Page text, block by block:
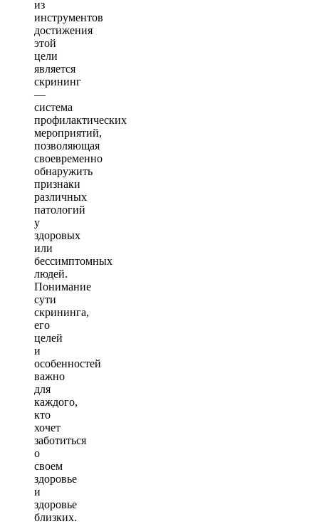
из
инструментов
достижения
этой
цели
является
скрининг
—
система
профилактических
мероприятий,
позволяющая
своевременно
обнаружить
признаки
различных
патологий
у
здоровых
или
бессимптомных
людей.
Понимание
сути
скрининга,
его
целей
и
особенностей
важно
для
каждого,
кто
хочет
заботиться
о
своем
здоровье
и
здоровье
близких.